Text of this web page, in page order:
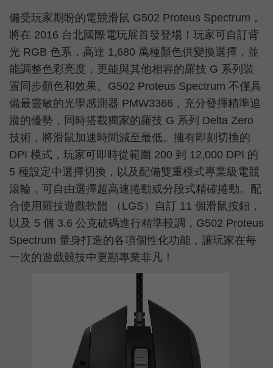
備受玩家期盼的電競滑鼠 G502 Proteus Spectrum，
將在 2016 台北國際電玩展首發登場！玩家可自訂背
光 RGB 色系，高達 1,680 萬種顏色供變換選擇，並
能調整色彩亮度，更能與其他相容的羅技 G 系列裝
置同步顏色和效果。G502 Proteus Spectrum 不僅具
備最靈敏的光學感測器 PMW3366，充分發揮精準追
蹤的優勢，同時搭載獨家的羅技 G 系列 Delta Zero
技術，將滑鼠加速時間減至最低。擁有即刻切換的
DPI 模式，玩家可即時從範圍 200 到 12,000 DPI 的
5 種設定中選擇切換，以及配備雙重模式專業級電競
滾輪，可自由選擇超高速捲動或分段式精確捲動。配
合使用羅技遊戲軟體 （LGS）自訂 11 個滑鼠按鈕，
以及 5 個 3.6 公克砝碼進行精準較調，G502 Proteus
Spectrum 量身打造的各項個性化功能，讓玩家在每
一次的遊戲競技中更顯專業非凡！